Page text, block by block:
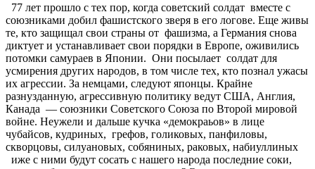
77 лет прошло с тех пор, когда советский солдат вместе с
союзниками добил фашистского зверя в его логове. Еще живы
те, кто защищал свои страны от фашизма, а Германия снова
диктует и устанавливает свои порядки в Европе, оживились
потомки самураев в Японии. Они посылает солдат для
усмирения других народов, в том числе тех, кто познал ужасы
их агрессии. За немцами, следуют японцы. Крайне
разнузданную, агрессивную политику ведут США, Англия,
Канада — союзники Советского Союза по Второй мировой
войне. Неужели и дальше кучка «демокраьов» в лице
чубайсов, кудриных, грефов, голиковых, панфиловы,
скворцовы, силуановых, собяниных, раковых, набиуллиных
иже с ними будут сосать с нашего народа последние соки,